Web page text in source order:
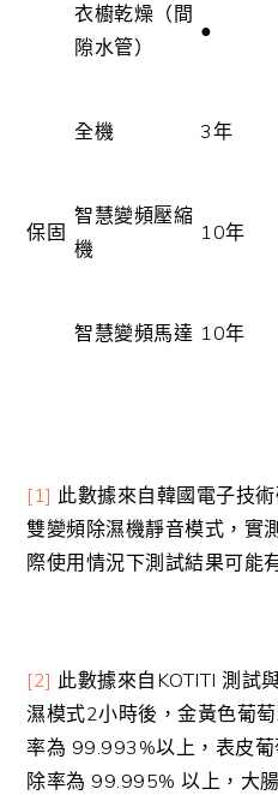
衣櫥乾燥（間
隙水管）
●
保固
全機 3年
智慧變頻壓縮
機
10年
智慧變頻馬達 10年
[1] 此數據來自韓國電子技
雙變頻除濕機靜音模式，實
際使用情況下測試結果可能
[2] 此數據來自KOTITI 測試
濕模式2小時後，金黃色葡
率為 99.993%以上，表皮
除率為 99.995% 以上，大